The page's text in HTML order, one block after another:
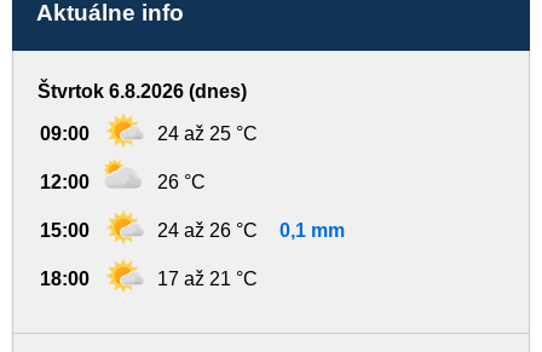
Aktuálne info
Štvrtok 6.8.2026 (dnes)
09:00 24 až 25 °C
12:00 26 °C
15:00 24 až 26 °C 0,1 mm
18:00 17 až 21 °C